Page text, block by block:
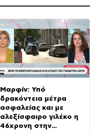
Μαρφίν: Υπό
δρακόντεια μέτρα
ασφαλείας και με
αλεξίσφαιρο γιλέκο η
46χρονη στην